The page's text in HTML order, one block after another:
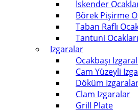
İskender
Börek Pişirme
Taban Raflı
Tantuni Ocakları
Izgaralar
Ocakbaşı
Cam Yüzeyli
Döküm
Clam Izgaralar
Grill Plate